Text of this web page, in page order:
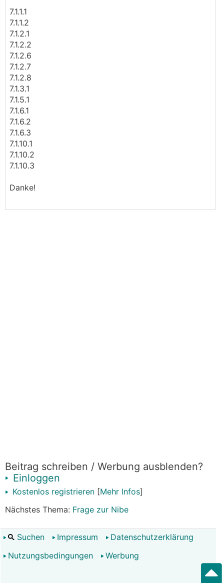
7.1.1.1
7.1.1.2
7.1.2.1
7.1.2.2
7.1.2.6
7.1.2.7
7.1.2.8
7.1.3.1
7.1.5.1
7.1.6.1
7.1.6.2
7.1.6.3
7.1.10.1
7.1.10.2
7.1.10.3
Danke!
Beitrag schreiben / Werbung ausblenden?
Einloggen
Kostenlos registrieren [Mehr Infos]
Nächstes Thema: Frage zur Nibe
Suchen Impressum
Datenschutzerklärung
Nutzungsbedingungen
Werbung